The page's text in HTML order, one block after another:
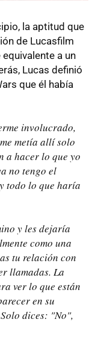
la aptitud que
de Lucasfilm
a un
Lucas definió
que él había
involucrado,
metía allí solo
a hacer lo que yo
no tengo el
todo lo que haría
y les dejaría
como una
tu relación con
llamadas. La
ver lo que están
en su
dices: "No",